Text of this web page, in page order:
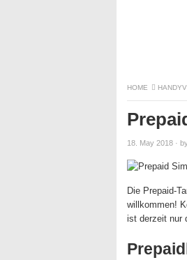
HOME
18. May 2018 ·
Die Prepaid-
willkommen!
ist derzeit nur